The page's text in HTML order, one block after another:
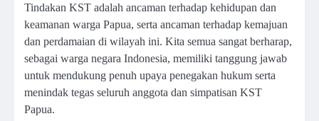
Tindakan KST adalah ancaman terhadap kehidupan dan
keamanan warga Papua, serta ancaman terhadap kemajuan
dan perdamaian di wilayah ini. Kita semua sangat berharap,
sebagai warga negara Indonesia, memiliki tanggung jawab
untuk mendukung penuh upaya penegakan hukum serta
menindak tegas seluruh anggota dan simpatisan KST
Papua.